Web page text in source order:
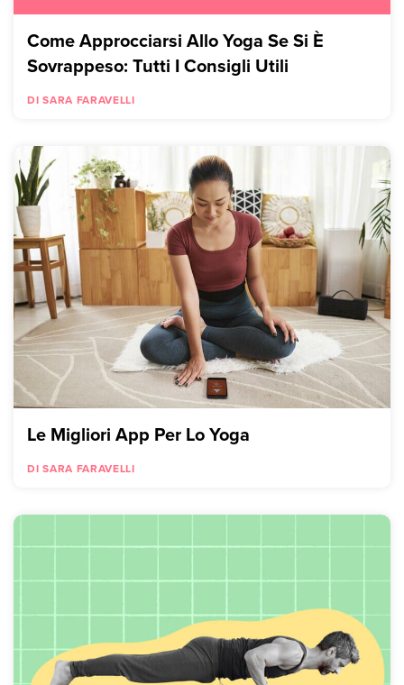
Come Approcciarsi Allo Yoga Se Si È
Sovrappeso: Tutti I Consigli Utili
DI SARA FARAVELLI
Le Migliori App Per Lo Yoga
DI SARA FARAVELLI